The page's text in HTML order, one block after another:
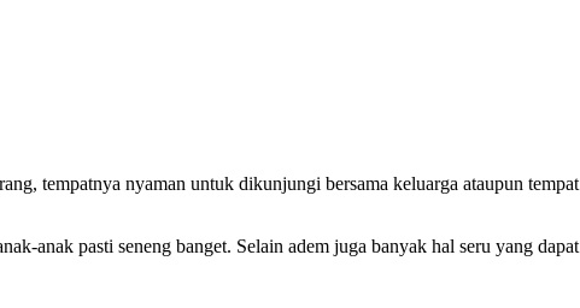
tempatnya nyaman untuk dikunjungi bersama keluarga ataupun tempat
anak pasti seneng banget. Selain adem juga banyak hal seru yang dapat